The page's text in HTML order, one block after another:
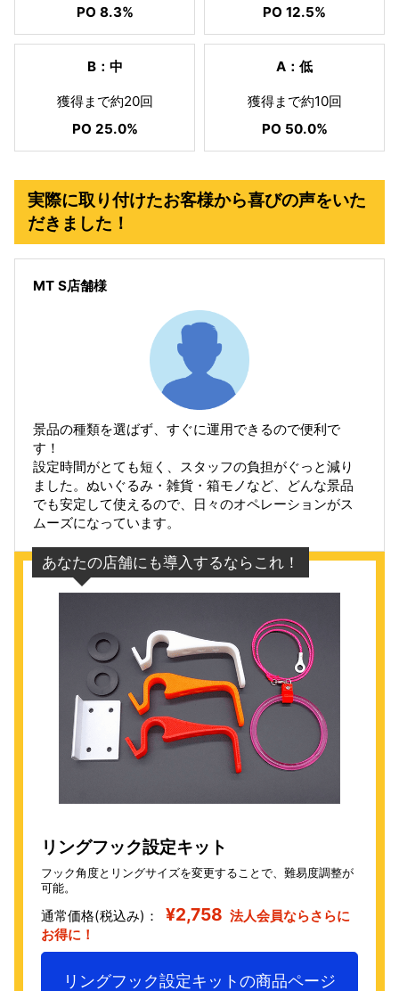
PO 8.3%
PO 12.5%
B：中
獲得まで約20回
PO 25.0%
A：低
獲得まで約10回
PO 50.0%
実際に取り付けたお客様から喜びの声をいた
だきました！
MT S店舗様
景品の種類を選ばず、すぐに運用できるので便利で
す！
設定時間がとても短く、スタッフの負担がぐっと減り
ました。ぬいぐるみ・雑貨・箱モノなど、どんな景品
でも安定して使えるので、日々のオペレーションがス
ムーズになっています。
あなたの店舗にも導入するならこれ！
リングフック設定キット
フック角度とリングサイズを変更することで、難易度調整が
可能。
通常価格(税込み)： ¥2,758 法人会員ならさらに
お得に！
リングフック設定キットの商品ページ